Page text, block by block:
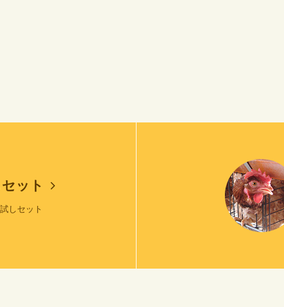
ット
しセット